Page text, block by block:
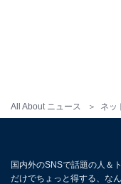
All About ニュース ネッ
国内外のSNSで話題の人＆
だけでちょっと得する、な